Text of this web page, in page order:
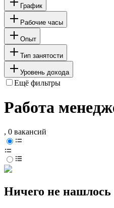
График
Рабочие часы
Опыт
Тип занятости
Уровень дохода
Ещё фильтры
Работа
, 0 вакансий
Ничего не нашлось